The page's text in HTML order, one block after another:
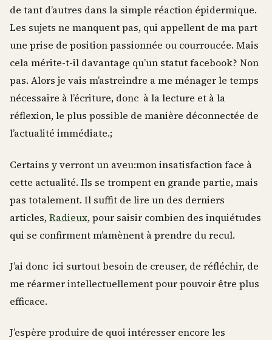
de tant d’autres dans la simple réaction épidermique.
Les sujets ne manquent pas, qui appellent de ma part
une prise de position passionnée ou courroucée. Mais
cela mérite-t-il davantage qu’un statut facebook? Non
pas. Alors je vais m’astreindre a me ménager le temps
nécessaire à l’écriture, donc à la lecture et à la
réflexion, le plus possible de manière déconnectée de
l’actualité immédiate.;
Certains y verront un aveu:mon insatisfaction face à
cette actualité. Ils se trompent en grande partie, mais
pas totalement. Il suffit de lire un des derniers
articles,Radieux, pour saisir combien des inquiétudes
qui se confirment m’amènent à prendre du recul.
J’ai donc ici surtout besoin de creuser, de réfléchir, de
me réarmer intellectuellement pour pouvoir être plus
efficace.
J’espère produire de quoi intéresser encore les